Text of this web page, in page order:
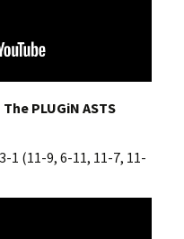
PLUGiN ASTS
1 (11-9, 6-11, 11-7, 11-